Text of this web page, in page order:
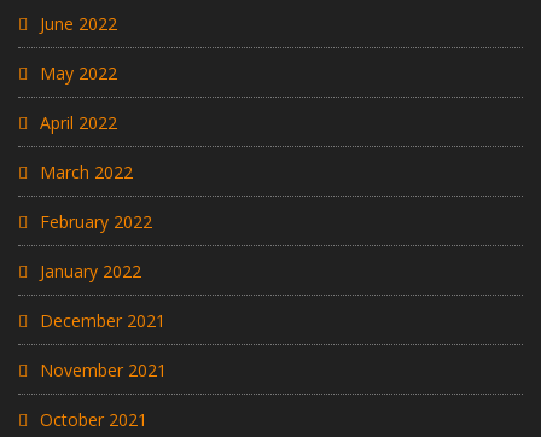
June 2022
May 2022
April 2022
March 2022
February 2022
January 2022
December 2021
November 2021
October 2021